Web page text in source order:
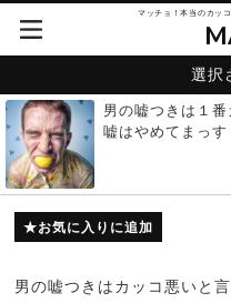
マッチョ！本当のカッ
選択
男の嘘つきは１
嘘はやめてまっす
お気に入りに追加
男の嘘つきはカッコ悪いと言